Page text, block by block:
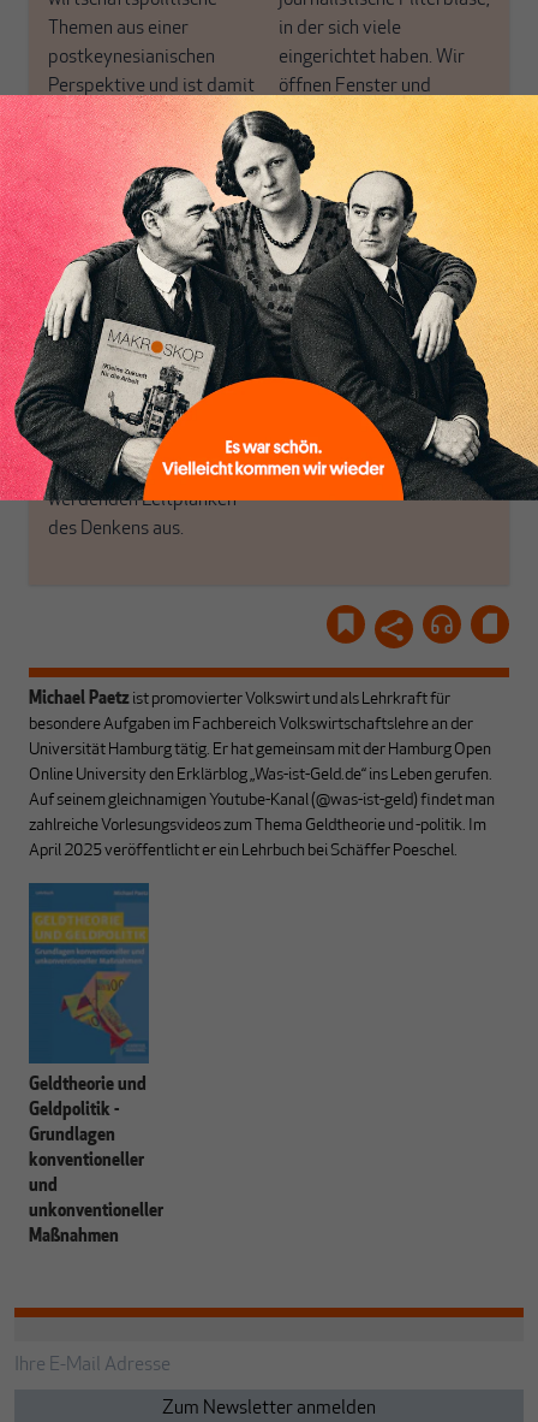
Themen aus einer
postkeynesianischen
Perspektive und ist damit
in Deutschland einzigartig.
MAKROSKOP steht für
das große Ganze. Wir
haben einen Blick auf
Geld, Wirtschaft und
Politik, den Sie so
woanders nicht finden.
Dabei leben wir von
unseren Autoren, ihren
Recherchen, ihrem Wissen
und ihrem Enthusiasmus.
Gemeinsam scheren wir
aus den schmaler
werdenden Leitplanken
des Denkens aus.
in der sich viele
eingerichtet haben. Wir
öffnen Fenster und
bringen frische Luft in die
engen und verstaubten
Debattenräume.
Brauchen Sie auch frische
Luft? Dann folgen Sie
einfach dem Button.
ABONNIEREN SIE
MAKROSKOP
Schon Abonnent? Dann
hiereinloggen !
Michael Paetz ist promovierter Volkswirt und als Lehrkraft für
besondere Aufgaben im Fachbereich Volkswirtschaftslehre an der
Universität Hamburg tätig. Er hat gemeinsam mit der Hamburg Open
Online University den Erklärblog „Was-ist-Geld.de“ ins Leben gerufen.
Auf seinem gleichnamigen Youtube-Kanal (@was-ist-geld) findet man
zahlreiche Vorlesungsvideos zum Thema Geldtheorie und -politik. Im
April 2025 veröffentlicht er ein Lehrbuch bei Schäffer Poeschel.
Geldtheorie und
Geldpolitik -
Grundlagen
konventioneller
und
unkonventioneller
Maßnahmen